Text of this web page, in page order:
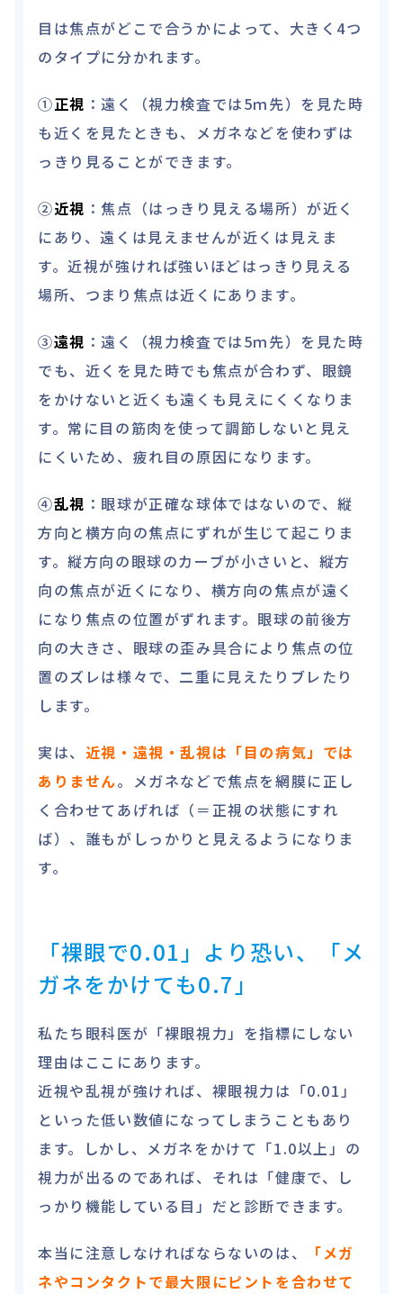
目は焦点がどこで合うかによって、大きく4つ
のタイプに分かれます。
①正視 ：遠く（視力検査では5ｍ先）を見た時
も近くを見たときも、メガネなどを使わずは
っきり見ることができます。
②近視 ：焦点（はっきり見える場所）が近く
にあり、遠くは見えませんが近くは見えま
す。近視が強ければ強いほどはっきり見える
場所、つまり焦点は近くにあります。
③遠視 ：遠く（視力検査では5ｍ先）を見た時
でも、近くを見た時でも焦点が合わず、眼鏡
をかけないと近くも遠くも見えにくくなりま
す。常に目の筋肉を使って調節しないと見え
にくいため、疲れ目の原因になります。
④乱視 ：眼球が正確な球体ではないので、縦
方向と横方向の焦点にずれが生じて起こりま
す。縦方向の眼球のカーブが小さいと、縦方
向の焦点が近くになり、横方向の焦点が遠く
になり焦点の位置がずれます。眼球の前後方
向の大きさ、眼球の歪み具合により焦点の位
置のズレは様々で、二重に見えたりブレたり
します。
実は、 近視・遠視・乱視は「目の病気」では
ありません。メガネなどで焦点を網膜に正し
く合わせてあげれば（＝正視の状態にすれ
ば）、誰もがしっかりと見えるようになりま
す。
「裸眼で0.01」より恐い、「メ
ガネをかけても0.7」
私たち眼科医が「裸眼視力」を指標にしない
理由はここにあります。
近視や乱視が強ければ、裸眼視力は「0.01」
といった低い数値になってしまうこともあり
ます。しかし、メガネをかけて「1.0以上」の
視力が出るのであれば、それは「健康で、し
っかり機能している目」だと診断できます。
本当に注意しなければならないのは、
「メガ
ネやコンタクトで最大限にピントを合わせて